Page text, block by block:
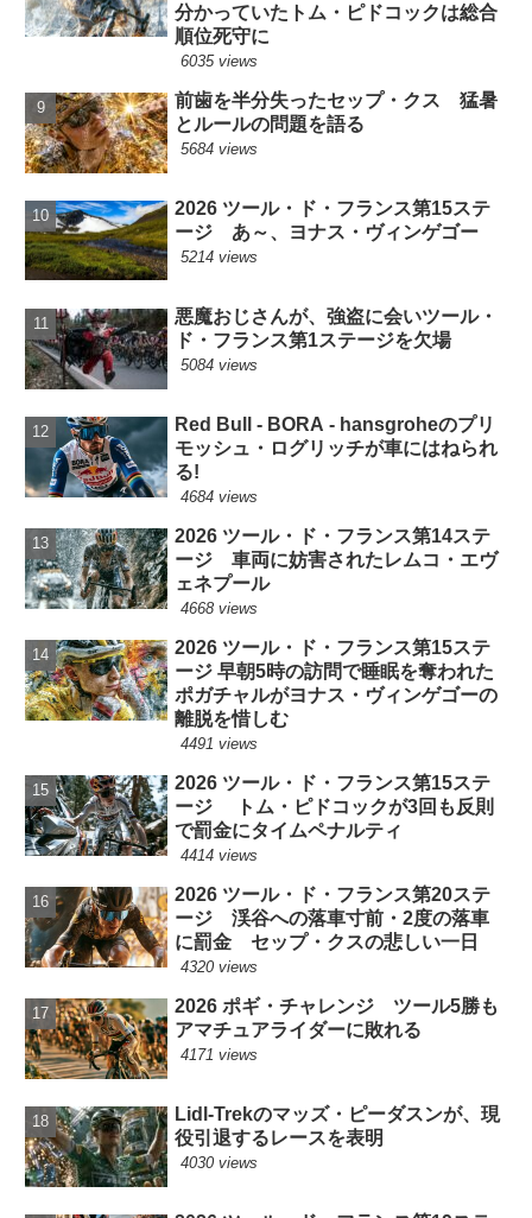
分かっていたトム・ピドコックは総合
順位死守に
6035 views
前歯を半分失ったセップ・クス 猛暑
とルールの問題を語る
5684 views
2026 ツール・ド・フランス第15ステ
ージ あ～、ヨナス・ヴィンゲゴー
5214 views
悪魔おじさんが、強盗に会いツール・
ド・フランス第1ステージを欠場
5084 views
Red Bull - BORA - hansgroheのプリ
モッシュ・ログリッチが車にはねられ
る!
4684 views
2026 ツール・ド・フランス第14ステ
ージ 車両に妨害されたレムコ・エヴ
ェネプール
4668 views
2026 ツール・ド・フランス第15ステ
ージ 早朝5時の訪問で睡眠を奪われた
ポガチャルがヨナス・ヴィンゲゴーの
離脱を惜しむ
4491 views
2026 ツール・ド・フランス第15ステ
ージ トム・ピドコックが3回も反則
で罰金にタイムペナルティ
4414 views
2026 ツール・ド・フランス第20ステ
ージ 渓谷への落車寸前・2度の落車
に罰金 セップ・クスの悲しい一日
4320 views
2026 ポギ・チャレンジ ツール5勝も
アマチュアライダーに敗れる
4171 views
Lidl-Trekのマッズ・ピーダスンが、現
役引退するレースを表明
4030 views